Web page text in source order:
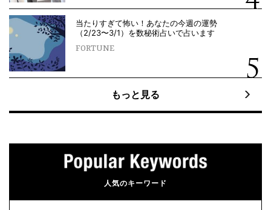
当たりすぎて怖い！あなたの今週の運勢
（2/23〜3/1）を数秘術占いで占います
FORTUNE
もっと見る
人気のキーワード